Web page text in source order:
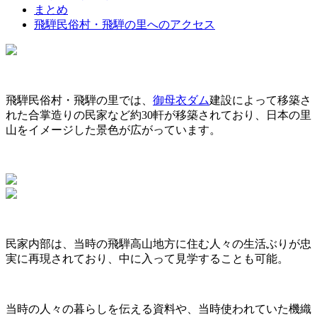
まとめ
飛騨民俗村・飛騨の里へのアクセス
飛騨民俗村・飛騨の里では、 御母衣ダム建設によって移築さ
れた合掌造りの民家など約30軒が移築されており、日本の里
山をイメージした景色が広がっています。
民家内部は、当時の飛騨高山地方に住む人々の生活ぶりが忠
実に再現されており、中に入って見学することも可能。
当時の人々の暮らしを伝える資料や、当時使われていた機織